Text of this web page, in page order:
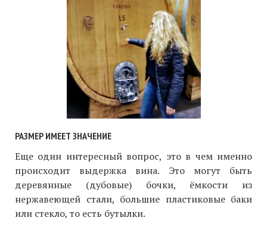
РАЗМЕР ИМЕЕТ ЗНАЧЕНИЕ
Еще один интересный вопрос, это в чем именно
происходит выдержка вина. Это могут быть
деревянные (дубовые) бочки, ёмкости из
нержавеющей стали, большие пластиковые баки
или стекло, то есть бутылки.